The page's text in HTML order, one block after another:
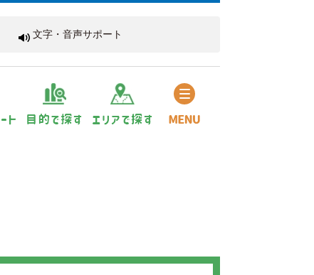
文字・音声サポート